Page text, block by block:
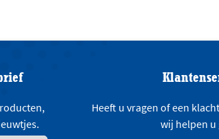
Heeft u vragen of een
wij helpen u